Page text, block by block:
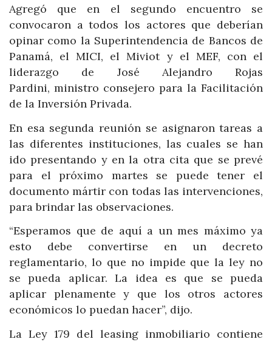
Agregó que en el segundo encuentro se
convocaron a todos los actores que deberían
opinar como la Superintendencia de Bancos de
Panamá, el MICI, el Miviot y el MEF, con el
liderazgo de José Alejandro Rojas
Pardini, ministro consejero para la Facilitación
de la Inversión Privada.
En esa segunda reunión se asignaron tareas a
las diferentes instituciones, las cuales se han
ido presentando y en la otra cita que se prevé
para el próximo martes se puede tener el
documento mártir con todas las intervenciones,
para brindar las observaciones.
“Esperamos que de aquí a un mes máximo ya
esto debe convertirse en un decreto
reglamentario, lo que no impide que la ley no
se pueda aplicar. La idea es que se pueda
aplicar plenamente y que los otros actores
económicos lo puedan hacer”, dijo.
La Ley 179 del leasing inmobiliario contiene